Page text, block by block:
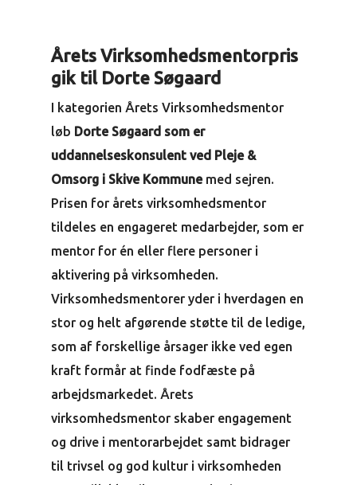
Årets Virksomhedsmentorpris
gik til Dorte Søgaard
I kategorien Årets Virksomhedsmentor
løb Dorte Søgaard som er
uddannelseskonsulent ved Pleje &
Omsorg i Skive Kommunemed sejren.
Prisen for årets virksomhedsmentor
tildeles en engageret medarbejder, som er
mentor for én eller flere personer i
aktivering på virksomheden.
Virksomhedsmentorer yder i hverdagen en
stor og helt afgørende støtte til de ledige,
som af forskellige årsager ikke ved egen
kraft formår at finde fodfæste på
arbejdsmarkedet. Årets
virksomhedsmentor skaber engagement
og drive i mentorarbejdet samt bidrager
til trivsel og god kultur i virksomheden